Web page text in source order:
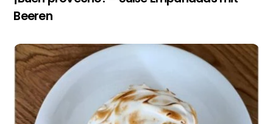
Beeren